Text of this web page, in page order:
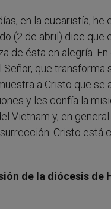
en la eucaristía, he
(2 de abril) dice que
de ésta en alegría. En
que transforma
a Cristo que se
y les confía la
Vietnam y, en
Cristo está
de la diócesis de